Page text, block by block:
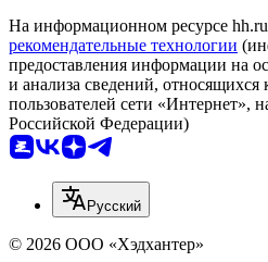
На информационном ресурсе hh.ru
рекомендательные технологии
предоставления информации на
и анализа сведений, относящихся
пользователей сети «Интернет»,
Российской Федерации)
Русский
© 2026 ООО «Хэдхантер»